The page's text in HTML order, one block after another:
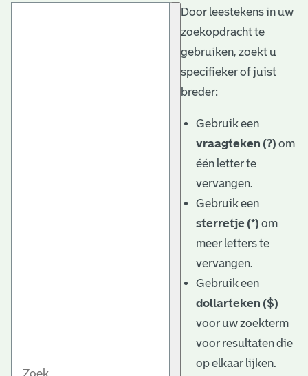
Door leestekens in uw
zoekopdracht te
gebruiken, zoekt u
specifieker of juist
breder:
Gebruik een
vraagteken (?) om
één letter te
vervangen.
Gebruik een
sterretje (*) om
meer letters te
vervangen.
Gebruik een
dollarteken ($)
voor uw zoekterm
voor resultaten die
op elkaar lijken.